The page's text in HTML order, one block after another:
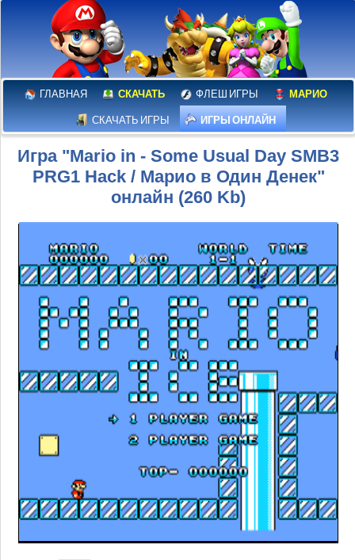
ГЛАВНАЯ СКАЧАТЬ ФЛЕШ ИГРЫ МАРИО
СКАЧАТЬ ИГРЫ ИГРЫ ОНЛАЙН
Игра "Mario in - Some Usual Day SMB3
PRG1 Hack / Марио в Один Денек"
онлайн (260 Kb)